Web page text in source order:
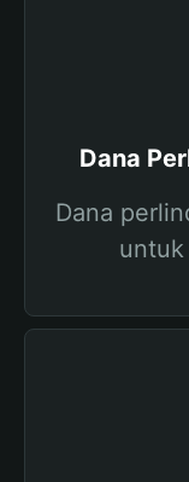
Dana
Dana